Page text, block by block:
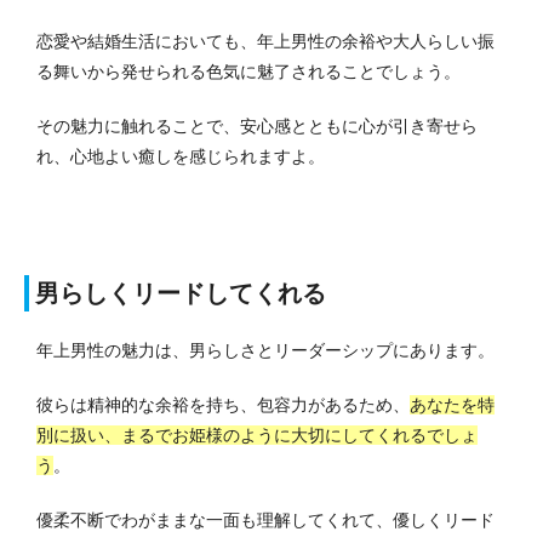
恋愛や結婚生活においても、年上男性の余裕や大人らしい振
る舞いから発せられる色気に魅了されることでしょう。
その魅力に触れることで、安心感とともに心が引き寄せら
れ、心地よい癒しを感じられますよ。
男らしくリードしてくれる
年上男性の魅力は、男らしさとリーダーシップにあります。
彼らは精神的な余裕を持ち、包容力があるため、 あなたを特
別に扱い、まるでお姫様のように大切にしてくれるでしょ
う 。
優柔不断でわがままな一面も理解してくれて、優しくリード